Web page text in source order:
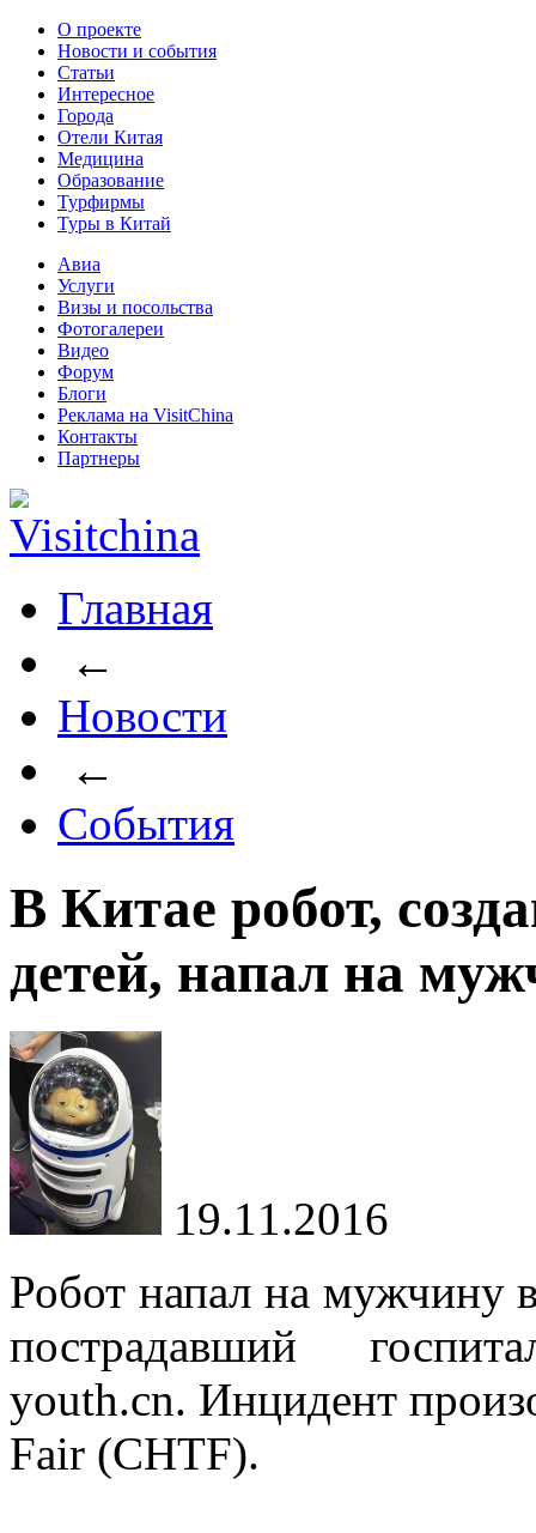
О проекте
Новости и события
Статьи
Интересное
Города
Отели Китая
Медицина
Образование
Турфирмы
Туры в Китай
Авиа
Услуги
Визы и посольства
Фотогалереи
Видео
Форум
Блоги
Реклама на VisitChina
Контакты
Партнеры
Главная
←
Новости
←
События
В Китае робот,
детей, напал на
19.11.2016
Робот напал на мужчину
пострадавший
youth.cn. Инцидент
Fair (CHTF).